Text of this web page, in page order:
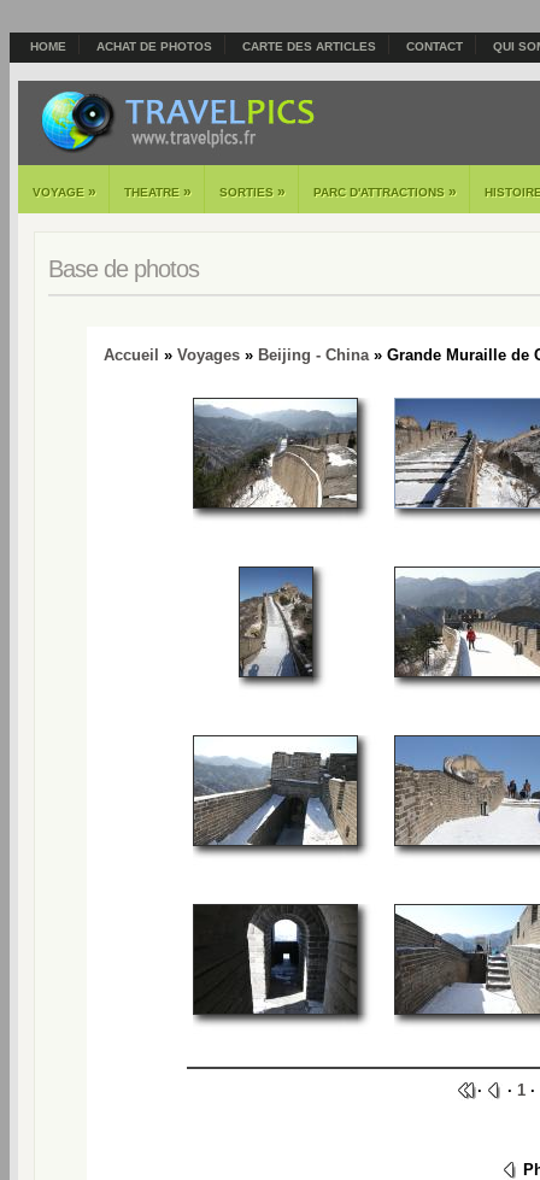
HOME ACHAT DE PHOTOS CARTE DES ARTICLES CONTACT QUI
VOYAGE » THEATRE » SORTIES » PARC D'ATTRACTIONS »
Base de photos
Accueil » Voyages » Beijing - China» Grande Muraille de
· · 1 ·